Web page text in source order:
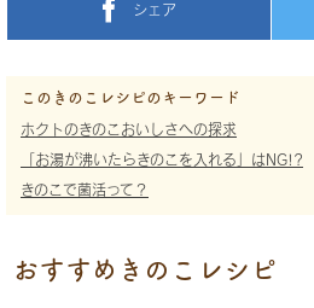
シェア
このきのこレシピのキーワード
ホクトのきのこおいしさへの探求
「お湯が沸いたらきのこを入れる」はNG!?
きのこで菌活って？
おすすめきのこレシピ